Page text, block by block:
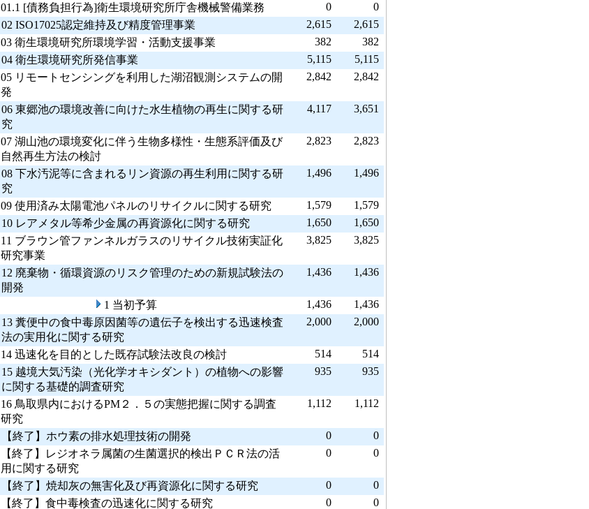
01.1 [債務負担行為]衛生環境研究所庁舎機械警備業務
0
0
02 ISO17025認定維持及び精度管理事業
2,615
2,615
03 衛生環境研究所環境学習・活動支援事業
382
382
04 衛生環境研究所発信事業
5,115
5,115
05 リモートセンシングを利用した湖沼観測システムの開
発
2,842 2,842
06 東郷池の環境改善に向けた水生植物の再生に関する研
究
4,117 3,651
07 湖山池の環境変化に伴う生物多様性・生態系評価及び
自然再生方法の検討
2,823 2,823
08 下水汚泥等に含まれるリン資源の再生利用に関する研
究
1,496 1,496
09 使用済み太陽電池パネルのリサイクルに関する研究 1,579
1,579
10 レアメタル等希少金属の再資源化に関する研究
1,650
1,650
11 ブラウン管ファンネルガラスのリサイクル技術実証化
研究事業
3,825 3,825
12 廃棄物・循環資源のリスク管理のための新規試験法の
開発
1,436 1,436
1 当初予算 1,436
1,436
13 糞便中の食中毒原因菌等の遺伝子を検出する迅速検査
法の実用化に関する研究
2,000 2,000
14 迅速化を目的とした既存試験法改良の検討 514
514
15 越境大気汚染（光化学オキシダント）の植物への影響
に関する基礎的調査研究
935 935
16 鳥取県内におけるPM２．５の実態把握に関する調査
研究
1,112 1,112
【終了】ホウ素の排水処理技術の開発 0
0
【終了】レジオネラ属菌の生菌選択的検出ＰＣＲ法の活
用に関する研究
0 0
【終了】焼却灰の無害化及び再資源化に関する研究 0
0
【終了】食中毒検査の迅速化に関する研究
0 0